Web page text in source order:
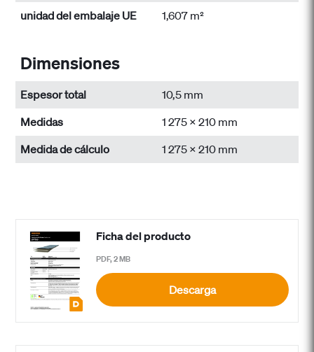
unidad del embalaje UE
1,607 m²
Dimensiones
Espesor total
10,5 mm
Medidas
1 275 x 210 mm
Medida de cálculo
1 275 x 210 mm
Ficha del producto
PDF, 2 MB
Descarga